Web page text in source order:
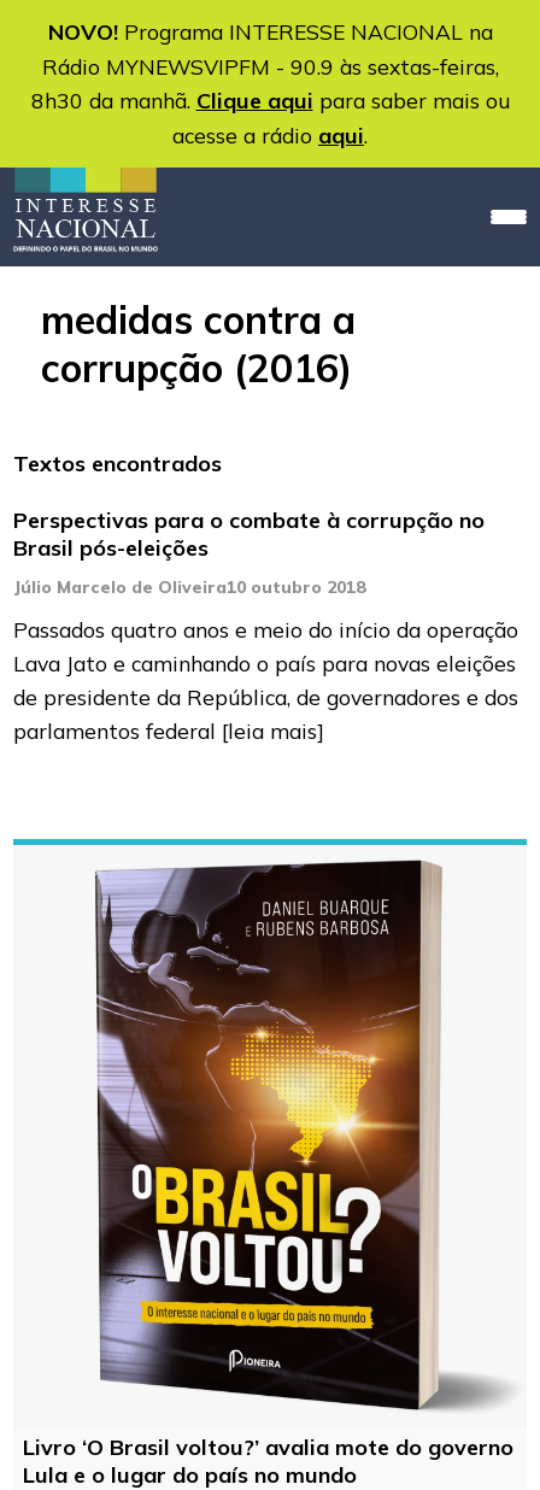
NOVO!Programa INTERESSE NACIONAL na
Rádio MYNEWSVIPFM - 90.9 às sextas-feiras,
8h30 da manhã. Clique aqui para saber mais ou
acesse a rádio aqui.
medidas contra a
corrupção (2016)
Textos encontrados
Perspectivas para o combate à corrupção no
Brasil pós-eleições
Júlio Marcelo de Oliveira10 outubro 2018
Passados quatro anos e meio do início da operação
Lava Jato e caminhando o país para novas eleições
de presidente da República, de governadores e dos
parlamentos federal [leia mais]
Livro ‘O Brasil voltou?’ avalia mote do governo
Lula e o lugar do país no mundo